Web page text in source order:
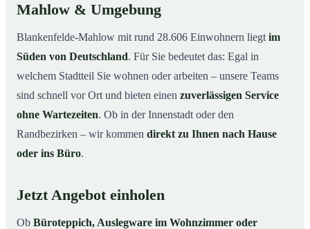
Mahlow & Umgebung
Blankenfelde-Mahlow mit rund 28.606 Einwohnern liegt im
Süden von Deutschland. Für Sie bedeutet das: Egal in
welchem Stadtteil Sie wohnen oder arbeiten – unsere Teams
sind schnell vor Ort und bieten einen zuverlässigen Service
ohne Wartezeiten. Ob in der Innenstadt oder den
Randbezirken – wir kommen direkt zu Ihnen nach Hause
oder ins Büro.
Jetzt Angebot einholen
Ob Büroteppich, Auslegware im Wohnzimmer oder